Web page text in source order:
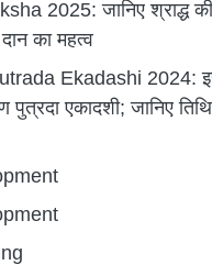
2025: जानिए श्राद्ध
का महत्व
Ekadashi 2024:
पुत्रदा एकादशी; जानिए